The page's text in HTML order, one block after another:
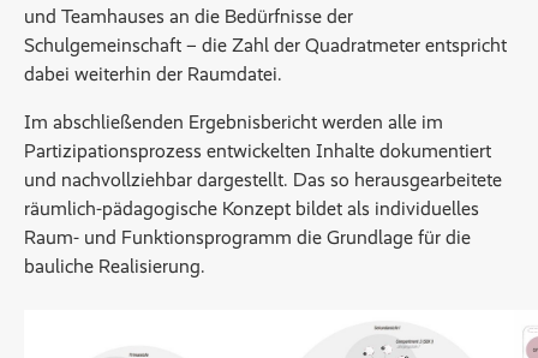
und Teamhauses an die Bedürfnisse der
Schulgemeinschaft – die Zahl der Quadratmeter entspricht
dabei weiterhin der Raumdatei.
Im abschließenden Ergebnisbericht werden alle im
Partizipationsprozess entwickelten Inhalte dokumentiert
und nachvollziehbar dargestellt. Das so herausgearbeitete
räumlich-pädagogische Konzept bildet als individuelles
Raum- und Funktionsprogramm die Grundlage für die
bauliche Realisierung.